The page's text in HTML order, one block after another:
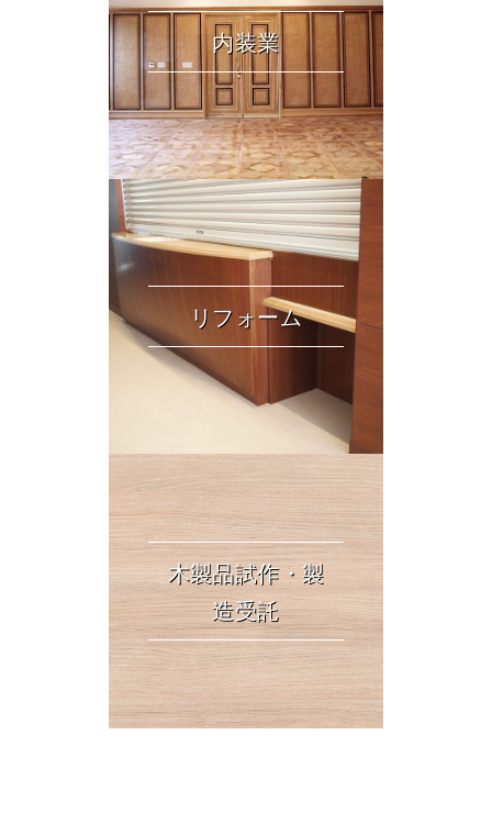
内装業
リフォーム
木製品試作・製
造受託